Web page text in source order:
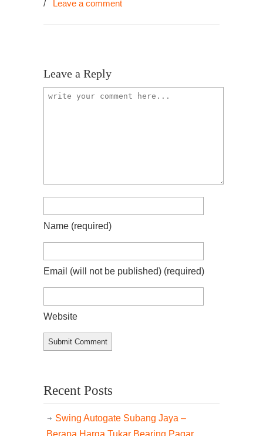
/ Leave a comment
Leave a Reply
Name (required)
Email (will not be published) (required)
Website
Recent Posts
Swing Autogate Subang Jaya –
Berapa Harga Tukar Bearing Pagar